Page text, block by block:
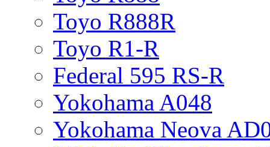
Toyo R888R
Toyo R1-R
Federal 595 RS-R
Yokohama A048
Yokohama Neova